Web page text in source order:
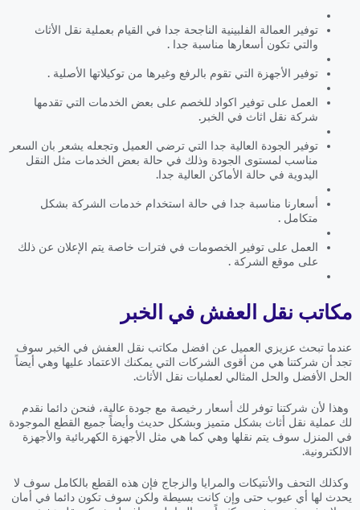
توفير العمالة الفلبينية الناجحة جدا في القيام بعملية نقل الأثاث
والتي تكون أسعارها مناسبة جدا .
توفير الأجهزة التي تقوم بالرفع وغيرها من توكيلاتها الأصلية .
العمل على توفير اكواد للخصم على بعض الخدمات التي تقدمها
شركة نقل اثاث في الخبر.
توفير الجودة العالية جدا التي ترضي العميل وتجعله يشعر بان السعر
مناسب لمستوى الجودة وذلك في حالة بعض الخدمات مثل النقل
اليدوية في حالة الأماكن العالية جدا.
أسعارنا مناسبة جدا في حالة استخدام خدمات الشركة بشكل
متكامل .
العمل على توفير الخصومات في فترات خاصة يتم الإعلان عن ذلك
على موقع الشركة .
مكاتب نقل العفش في الخبر
عندما تبحث عزيزي العميل عن افضل مكاتب نقل العفش في الخبر سوف
تجد أن شركتنا هي من أقوى الشركات التي يمكنك الاعتماد عليها وهي أيضاً
الحل الأفضل والحل المثالي لعمليات نقل الأثاث.
وهذا لأن شركتنا توفر لك أسعار رخيصة مع جودة عالية، فنحن دائما نقدم
لك عملية نقل أثاث بشكل متميز وبشكل حديث وأيضاً جميع القطع الموجودة
في المنزل سوف يتم نقلها وهي كما هي مثل الأجهزة الكهربائية والأجهزة
الالكترونية.
وكذلك التحف والأنتيكات والمرايا والزجاج فإن هذه القطع بالكامل سوف لا
يحدث لها أي عيوب حتى وإن كانت بسيطة ولكن سوف تكون دائما في أمان